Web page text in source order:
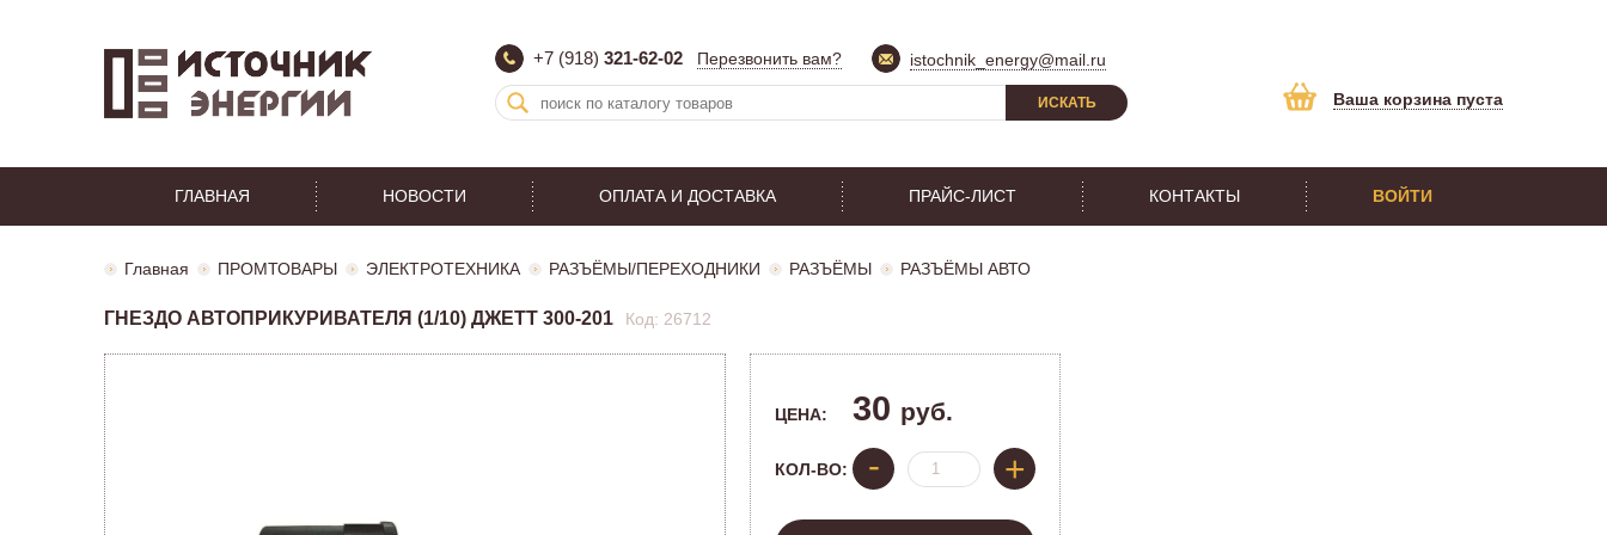
+7 (918) 321-62-02 Перезвонить вам? istochnik_energy@mail.ru
ИСКАТЬ Ваша корзина пуста
ГЛАВНАЯ НОВОСТИ ОПЛАТА И ДОСТАВКА ПРАЙС-ЛИСТ КОНТАКТЫ ВОЙТИ
Главная ПРОМТОВАРЫ ЭЛЕКТРОТЕХНИКА РАЗЪЁМЫ/ПЕРЕХОДНИКИ РАЗЪЁМЫ РАЗЪЁМЫ АВТО
ГНЕЗДО АВТОПРИКУРИВАТЕЛЯ (1/10) ДЖЕТТ 300-201 Код: 26712
ЦЕНА: 30 руб.
КОЛ-ВО: - +